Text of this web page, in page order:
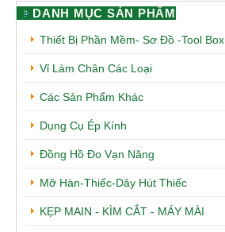
DANH MỤC SẢN PHẨM
Thiết Bị Phần Mềm- Sơ Đồ -Tool Box
Vỉ Làm Chân Các Loại
Các Sản Phẩm Khác
Dụng Cụ Ép Kính
Đồng Hồ Đo Vạn Năng
Mỡ Hàn-Thiếc-Dây Hút Thiếc
KẸP MAIN - KÌM CẮT - MÁY MÀI